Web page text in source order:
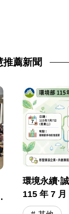
推薦新聞
環境永續·
115 年 7
與專業倫理